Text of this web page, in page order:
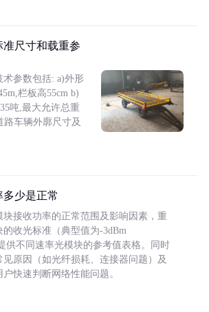
准尺寸和载重参
术参数包括: a)外形
栏板高55cm b)
吨,最大允许总重
路车辆外廓尺寸及
少是正常
块接收功率的正常范围及影响因素，重
的收光标准（典型值为-3dBm
供不同速率光模块的参考值表格。同时
原因（如光纤损耗、连接器问题）及
快速判断网络性能问题。